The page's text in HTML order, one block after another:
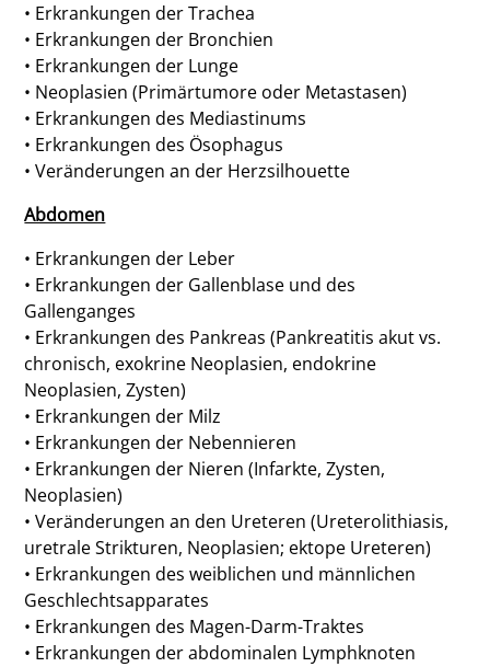
• Erkrankungen der Trachea
• Erkrankungen der Bronchien
• Erkrankungen der Lunge
• Neoplasien (Primärtumore oder Metastasen)
• Erkrankungen des Mediastinums
• Erkrankungen des Ösophagus
• Veränderungen an der Herzsilhouette
Abdomen
• Erkrankungen der Leber
• Erkrankungen der Gallenblase und des
Gallenganges
• Erkrankungen des Pankreas (Pankreatitis akut vs.
chronisch, exokrine Neoplasien, endokrine
Neoplasien, Zysten)
• Erkrankungen der Milz
• Erkrankungen der Nebennieren
• Erkrankungen der Nieren (Infarkte, Zysten,
Neoplasien)
• Veränderungen an den Ureteren (Ureterolithiasis,
uretrale Strikturen, Neoplasien; ektope Ureteren)
• Erkrankungen des weiblichen und männlichen
Geschlechtsapparates
• Erkrankungen des Magen-Darm-Traktes
• Erkrankungen der abdominalen Lymphknoten